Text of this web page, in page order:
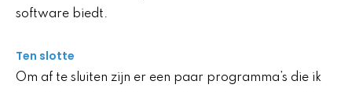
software biedt.
Ten slotte
Om af te sluiten zijn er een paar programma’s die ik